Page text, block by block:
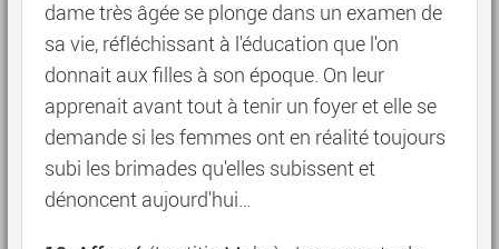
dame très âgée se plonge dans un examen de
sa vie, réfléchissant à l'éducation que l'on
donnait aux filles à son époque. On leur
apprenait avant tout à tenir un foyer et elle se
demande si les femmes ont en réalité toujours
subi les brimades qu'elles subissent et
dénoncent aujourd'hui…